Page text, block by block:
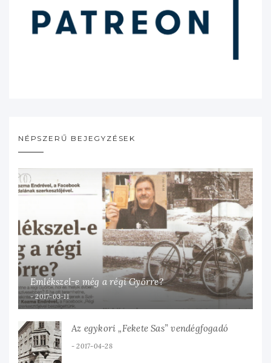
NÉPSZERŰ BEJEGYZÉSEK
Emlékszel-e még a régi Győrre?
2017-03-11
Az egykori „Fekete Sas” vendégfogadó
2017-04-28